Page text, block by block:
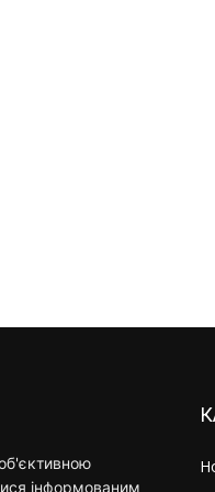
інформованим